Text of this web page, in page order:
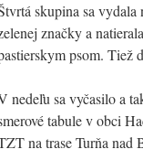
skupina sa vydala
značky a
psom. Tiež
nedeľu sa vyčasilo a
tabule v obci
na trase Turňa nad